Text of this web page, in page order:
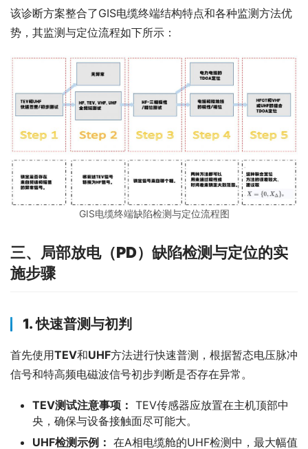
该诊断方案整合了GIS电缆终端结构特点和各种监测方法优
势，其监测与定位流程如下所示：
GIS电缆终端缺陷检测与定位流程图
三、 局部放电（PD）缺陷检测与定位的实
施步骤
1.快速普测与初判
首先使用TEV和UHF方法进行快速普测，根据暂态电压脉冲
信号和特高频电磁波信号初步判断是否存在异常。
TEV测试注意事项： TEV传感器应放置在主机顶部中
央，确保与设备接触面尽可能大。
UHF检测示例： 在A相电缆舱的UHF检测中，最大幅值